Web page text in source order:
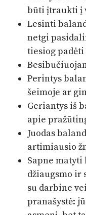
būti įtraukti į
Lesinti
netgi
tiesiog
Perintys
šeimoje ar
Geriantys iš
apie
Juodas
artimiausio
Sapne
džiaugsmo ir
su darbine
pranašystė: